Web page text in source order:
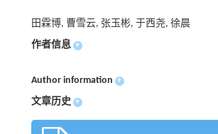
田霖博, 曹雪云, 张玉彬, 于西尧, 徐晨
作者信息 +
Author information +
文章历史 +